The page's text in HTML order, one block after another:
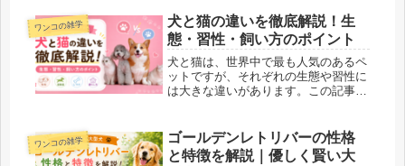
の魅力に触れることで、飼い主との絆
を深めるきっかけとなることでしょ
う。...
ワンコの雑学
犬と猫の違いを徹底解説！生
態・習性・飼い方のポイント
犬と猫は、世界中で最も人気のあるペ
ットですが、それぞれの生態や習性に
は大きな違いがあります。この記事で
えすることを考えている方や、犬と猫
の違いについて理解を深めたい方に向
け...
ワンコの雑学
ゴールデンレトリバーの性格
と特徴を解説｜優しく賢い大